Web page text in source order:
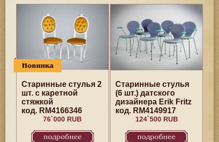
Новинка
Старинные стулья 2
шт. с каретной
стяжкой
код. RM4166346
76`000 RUB
подробнее
Старинные стулья
(6 шт.) датского
дизайнера Erik Fritz
код. RM4149917
124`500 RUB
подробнее